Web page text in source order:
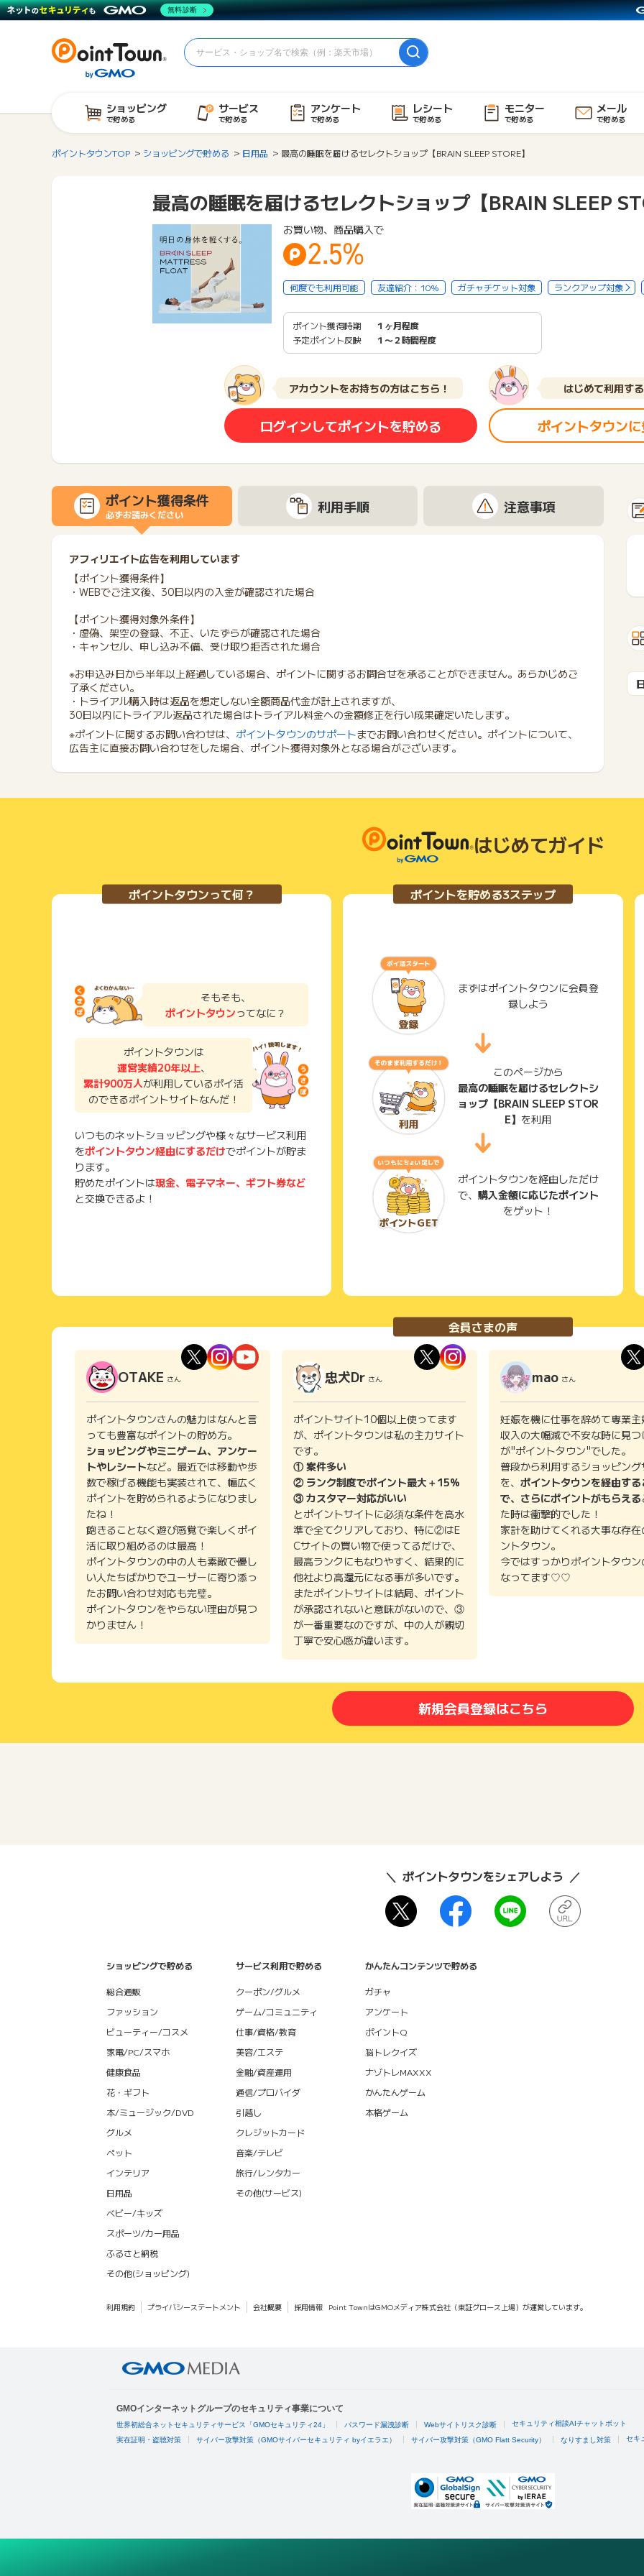
ショッピング
で貯める
サービス
で貯める
アンケート
で貯める
レシート
で貯める
モニター
で貯める
メール
で貯める
ポイントタウンTOP ショッピングで貯める 日用品 最高の睡眠を届けるセレクトショップ【BRAIN SLEEP STORE】
最高の睡眠を届けるセレクトショップ【BRAIN SLEEP
お買い物、商品購入で
2.5%
何度でも利用可能 友達紹介：10% ガチャチケット対象 ランクアップ対象
ポイント獲得時期
１ヶ月程度
予定ポイント反映
１〜２時間程度
アカウントをお持ちの方はこちら！
ログインしてポイントを貯める
はじめて利用す
ポイントタウン
ポイント獲得条件
必ずお読みください 利用手順 注意事項
アフィリエイト広告を利用しています
【ポイント獲得条件】
・WEBでご注文後、30日以内の入金が確認された場合
【ポイント獲得対象外条件】
・虚偽、架空の登録、不正、いたずらが確認された場合
・キャンセル、申し込み不備、受け取り拒否された場合
※お申込み日から半年以上経過している場合、ポイントに関するお問合せを承ることができません。あらかじめご
了承ください。
・トライアル購入時は返品を想定しない全額商品代金が計上されますが、
30日以内にトライアル返品された場合はトライアル料金への金額修正を行い成果確定いたします。
※ポイントに関するお問い合わせは、 ポイントタウンのサポートまでお問い合わせください。ポイントについて、
広告主に直接お問い合わせをした場合、ポイント獲得対象外となる場合がございます。
はじめてガイド
ポイントタウンって何？
そもそも、
ポイントタウンってなに？
ポイントタウンは
運営実績20年以上、
累計900万人が利用しているポイ活
のできるポイントサイトなんだ！
いつものネットショッピングや様々なサービス利用
をポイントタウン経由にするだけでポイントが貯ま
ります。
貯めたポイントは現金、電子マネー、ギフト券など
と交換できるよ！
ポイントを貯める3ステップ
まずはポイントタウンに会員登
録しよう
このページから
最高の睡眠を届けるセレクトシ
ョップ【BRAIN SLEEP STOR
E】 を利用
ポイントタウンを経由しただけ
で、 購入金額に応じたポイント
をゲット！
会員さまの声
OTAKE さん
ポイントタウンさんの魅力はなんと言
っても豊富なポイントの貯め方。
ショッピングやミニゲーム、アンケー
トやレシートなど。最近では移動や歩
数で稼げる機能も実装されて、幅広く
ポイントを貯められるようになりまし
たね！
飽きることなく遊び感覚で楽しくポイ
活に取り組めるのは最高！
ポイントタウンの中の人も素敵で優し
い人たちばかりでユーザーに寄り添っ
たお問い合わせ対応も完璧。
ポイントタウンをやらない理由が見つ
かりません！
忠犬Dr さん
ポイントサイト10個以上使ってます
が、ポイントタウンは私の主力サイト
です。
① 案件多い
② ランク制度でポイント最大＋15%
③ カスタマー対応がいい
とポイントサイトに必須な条件を高水
準で全てクリアしており、特に②はE
Cサイトの買い物で使ってるだけで、
最高ランクにもなりやすく、結果的に
他社より高還元になる事が多いです。
またポイントサイトは結局、ポイント
が承認されないと意味がないので、③
が一番重要なのですが、中の人が親切
丁寧で安心感が違います。
mao さん
妊娠を機に仕事を辞めて専業
収入の大幅減で不安な時に見
が"ポイントタウン"でした。
普段から利用するショッピン
を、 ポイントタウンを経由する
で、さらにポイントがもらえる
た時は衝撃的でした！
家計を助けてくれる大事な存
ントタウン。
今ではすっかりポイントタウ
なってます♡♡
新規会員登録はこちら
ポイントタウンをシェアしよう
ショッピングで貯める
総合通販
ファッション
ビューティー/コスメ
家電/PC/スマホ
健康食品
花・ギフト
本/ミュージック/DVD
グルメ
ペット
インテリア
日用品
ベビー/キッズ
スポーツ/カー用品
ふるさと納税
その他(ショッピング)
サービス利用で貯める
クーポン/グルメ
ゲーム/コミュニティ
仕事/資格/教育
美容/エステ
金融/資産運用
通信/プロバイダ
引越し
クレジットカード
音楽/テレビ
旅行/レンタカー
その他(サービス)
かんたんコンテンツで貯める
ガチャ
アンケート
ポイントQ
脳トレクイズ
ナゾトレMAXXX
かんたんゲーム
本格ゲーム
利用規約 プライバシーステートメント 会社概要 採用情報 Point TownはGMOメディア株式会社（東証グロース上場）が運営しています。
GMOインターネットグループのセキュリティ事業について
世界初総合ネットセキュリティサービス「GMOセキュリティ24」 パスワード漏洩診断 Webサイトリスク診断 セキュリティ相談AIチャットボット
実在証明・盗聴対策 サイバー攻撃対策（GMOサイバーセキュリティ byイエラエ） サイバー攻撃対策（GMO Flatt Security） なりすまし対策 セキ
無料診断